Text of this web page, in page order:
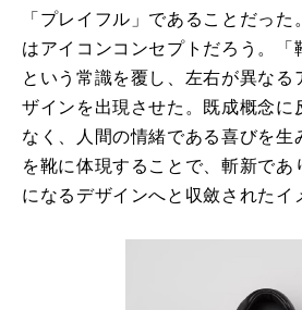
「プレイフル」であることだっ
はアイコンコンセプトだろう。「
という常識を覆し、左右が異なる
ザインを出現させた。既成概念に
なく、人間の情緒である喜びを生
を靴に体現することで、斬新であ
になるデザインへと収斂されたイ